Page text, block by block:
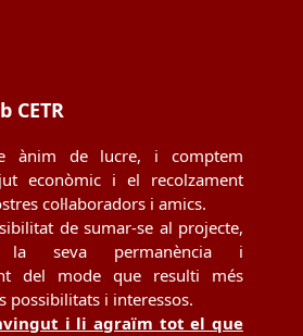
CETR
ànim de lucre, i comptem
econòmic i el recolzament
col·laboradors i amics.
de sumar-se al projecte,
seva permanència i
del mode que resulti més
possibilitats i interessos.
i li agraïm tot el que